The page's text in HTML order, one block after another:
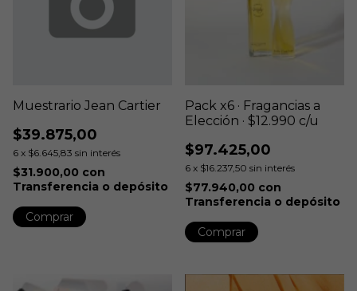
Muestrario Jean Cartier
$39.875,00
6 x $6.645,83 sin interés
$31.900,00 con
Transferencia o depósito
Pack x6 · Fragancias a
Elección · $12.990 c/u
$97.425,00
6 x $16.237,50 sin interés
$77.940,00 con
Transferencia o depósito
Comprar